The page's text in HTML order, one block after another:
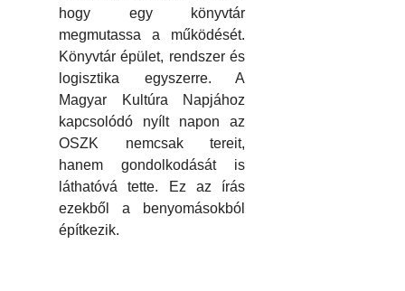
hogy egy könyvtár
megmutassa a működését.
Könyvtár épület, rendszer és
logisztika egyszerre. A
Magyar Kultúra Napjához
kapcsolódó nyílt napon az
OSZK nemcsak tereit,
hanem gondolkodását is
láthatóvá tette. Ez az írás
ezekből a benyomásokból
építkezik.